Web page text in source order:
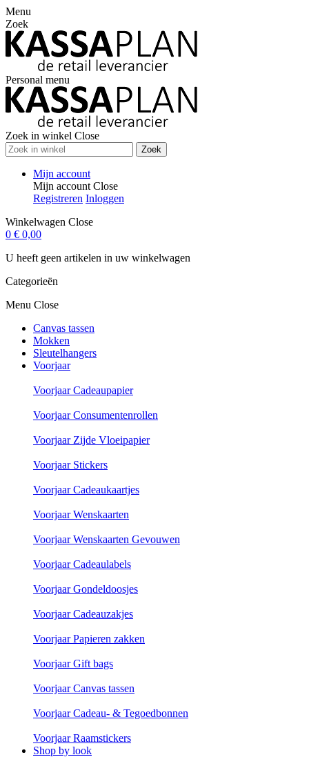
Menu
Zoek
Personal menu
Zoek in winkel Close
Zoek
Mijn account
Mijn account Close
Registreren Inloggen
Winkelwagen Close
0 € 0,00
U heeft geen artikelen in uw winkelwagen
Categorieën
Menu Close
Canvas tassen
Mokken
Sleutelhangers
Voorjaar
Voorjaar Cadeaupapier
Voorjaar Consumentenrollen
Voorjaar Zijde Vloeipapier
Voorjaar Stickers
Voorjaar Cadeaukaartjes
Voorjaar Wenskaarten
Voorjaar Wenskaarten Gevouwen
Voorjaar Cadeaulabels
Voorjaar Gondeldoosjes
Voorjaar Cadeauzakjes
Voorjaar Papieren zakken
Voorjaar Gift bags
Voorjaar Canvas tassen
Voorjaar Cadeau- & Tegoedbonnen
Voorjaar Raamstickers
Shop by look